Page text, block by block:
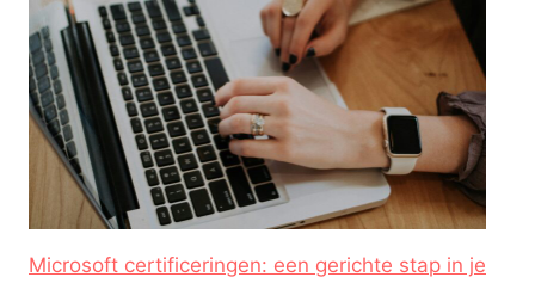
Microsoft certificeringen: een gerichte stap in je